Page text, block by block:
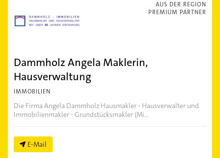
AUS DER REGION
PREMIUM PARTNER
Dammholz Angela Maklerin,
Hausverwaltung
IMMOBILIEN
Die Firma Angela Dammholz Hausmakler - Hausverwalter und
Immobilienmakler - Grundstücksmakler (Mi...
E-Mail